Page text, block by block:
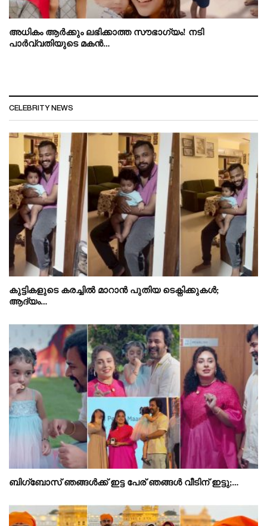
അധികം ആർക്കും ലഭിക്കാത്ത സൗഭാഗ്യം! നടി
പാർവ്വതിയുടെ മകൻ…
CELEBRITY NEWS
കുട്ടികളുടെ കരച്ചിൽ മാറാൻ പുതിയ ടെക്നിക്കുകൾ;
ആദ്യം…
ബിഗ്‌ബോസ് ഞങ്ങൾക്ക് ഇട്ട പേര് ഞങ്ങൾ വീടിന് ഇട്ടു;…